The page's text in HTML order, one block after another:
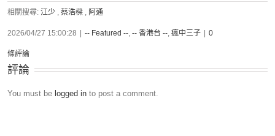
相關搜尋: 江少 , 蔡浩樑 , 阿通
2026/04/27 15:00:28 -- Featured --, -- 香港台 --, 瘋中三子 0
條評論
評論
You must be logged in to post a comment.